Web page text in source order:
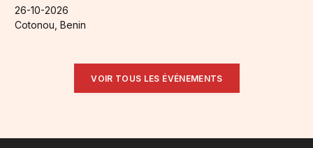
26-10-2026
Cotonou, Benin
VOIR TOUS LES ÉVÉNEMENTS